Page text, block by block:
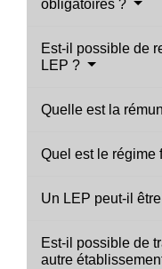
obligatoires ?
Est-il possible de
LEP ?
Quelle est la
Quel est le régime
Un LEP peut-il
Est-il possible de
autre